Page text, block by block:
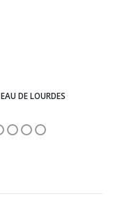
EAU DE LOURDES